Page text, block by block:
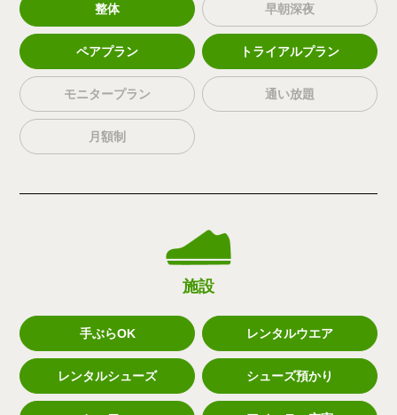
整体 早朝深夜
ペアプラン トライアルプラン
モニタープラン 通い放題
月額制
施設
手ぶらOK レンタルウエア
レンタルシューズ シューズ預かり